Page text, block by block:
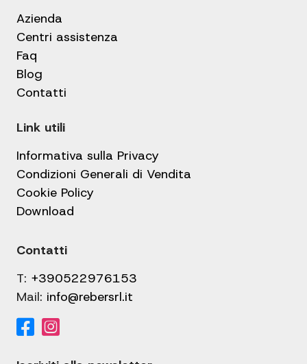
Azienda
Centri assistenza
Faq
Blog
Contatti
Link utili
Informativa sulla Privacy
Condizioni Generali di Vendita
Cookie Policy
Download
Contatti
T: +390522976153
Mail: info@rebersrl.it